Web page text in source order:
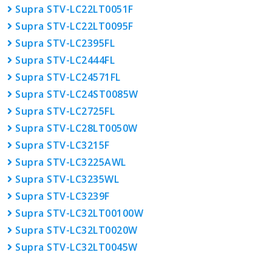
Supra STV-LC22LT0051F
Supra STV-LC22LT0095F
Supra STV-LC2395FL
Supra STV-LC2444FL
Supra STV-LC24571FL
Supra STV-LC24ST0085W
Supra STV-LC2725FL
Supra STV-LC28LT0050W
Supra STV-LC3215F
Supra STV-LC3225AWL
Supra STV-LC3235WL
Supra STV-LC3239F
Supra STV-LC32LT00100W
Supra STV-LC32LT0020W
Supra STV-LC32LT0045W